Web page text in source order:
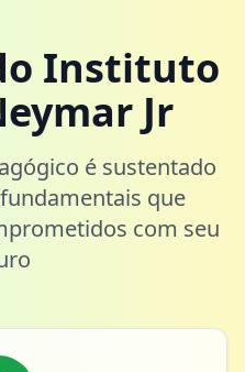
Instituto
Jr
é sustentado
que
com seu